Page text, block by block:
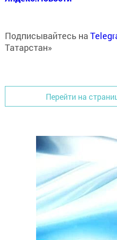
Подписывайтесь на
Татарстан»
Перейти на